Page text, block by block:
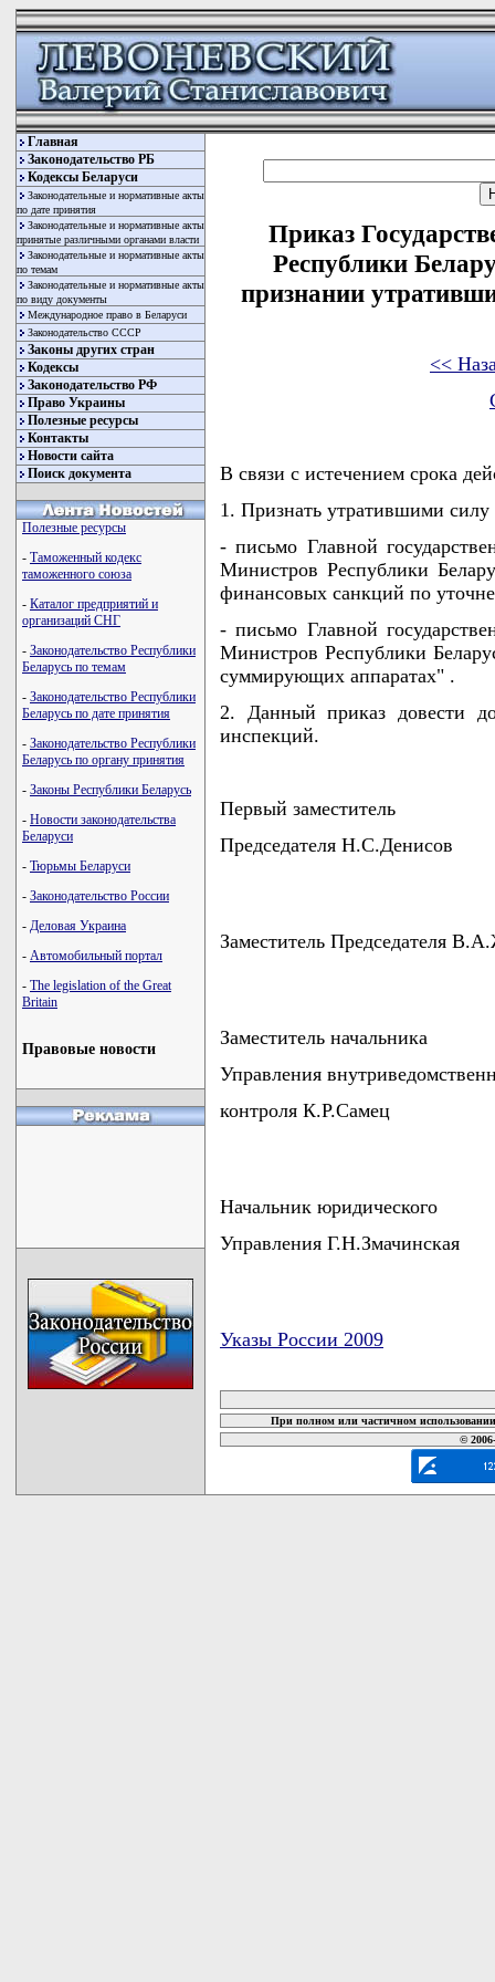
Главная
Законодательство РБ
Кодексы Беларуси
Законодательные и нормативные акты
по дате принятия
Законодательные и нормативные акты
принятые различными органами власти
Законодательные и нормативные акты
по темам
Законодательные и нормативные акты
по виду документы
Международное право в Беларуси
Законодательство СССР
Законы других стран
Кодексы
Законодательство РФ
Право Украины
Полезные ресурсы
Контакты
Новости сайта
Поиск документа
Полезные ресурсы
- Таможенный кодекс
таможенного союза
- Каталог предприятий и
организаций СНГ
- Законодательство Республики
Беларусь по темам
- Законодательство Республики
Беларусь по дате принятия
- Законодательство Республики
Беларусь по органу принятия
- Законы Республики Беларусь
- Новости законодательства
Беларуси
- Тюрьмы Беларуси
- Законодательство России
- Деловая Украина
- Автомобильный портал
- The legislation of the Great
Britain
Правовые новости
Приказ
Республики
признании
<<
В связи с истечением срока
1. Признать утратившими
- письмо Главной
Министров Республики
финансовых санкций по
- письмо Главной
Министров Республики
суммирующих аппаратах" .
2. Данный приказ довести
инспекций.
Первый заместитель
Председателя Н.С.Денисов
Заместитель Председателя
Заместитель начальника
Управления
контроля К.Р.Самец
Начальник юридического
Управления Г.Н.Змачинская
Указы России 2009
При полном или частичном
©